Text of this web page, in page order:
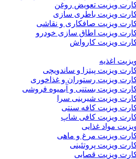
ویزیت تعویض روغن
ویزیت باطری سازی
ویزیت صافکاری و نقاشی
ویزیت اطاق سازی خودرو
ویزیت کارواش
اغذیه
ویزیت پیتزا و ساندویچی
ویزیت رستوران و غذاخوری
ویزیت بستنی و آبمیوه فروشی
ویزیت شیرینی سرا
ویزیت کافه سنتی
ویزیت کافی شاپ
مواد غذایی
ویزیت مرغ و ماهی
ویزیت پروتئینی
ویزیت قصابی